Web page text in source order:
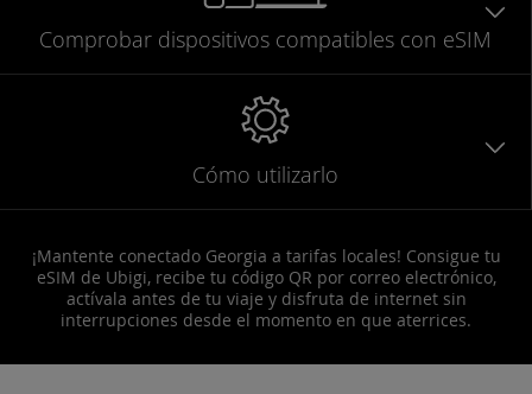
Comprobar dispositivos compatibles con eSIM
Cómo utilizarlo
¡Mantente conectado Georgia a tarifas locales! Consigue tu
eSIM de Ubigi, recibe tu código QR por correo electrónico,
actívala antes de tu viaje y disfruta de internet sin
interrupciones desde el momento en que aterrices.